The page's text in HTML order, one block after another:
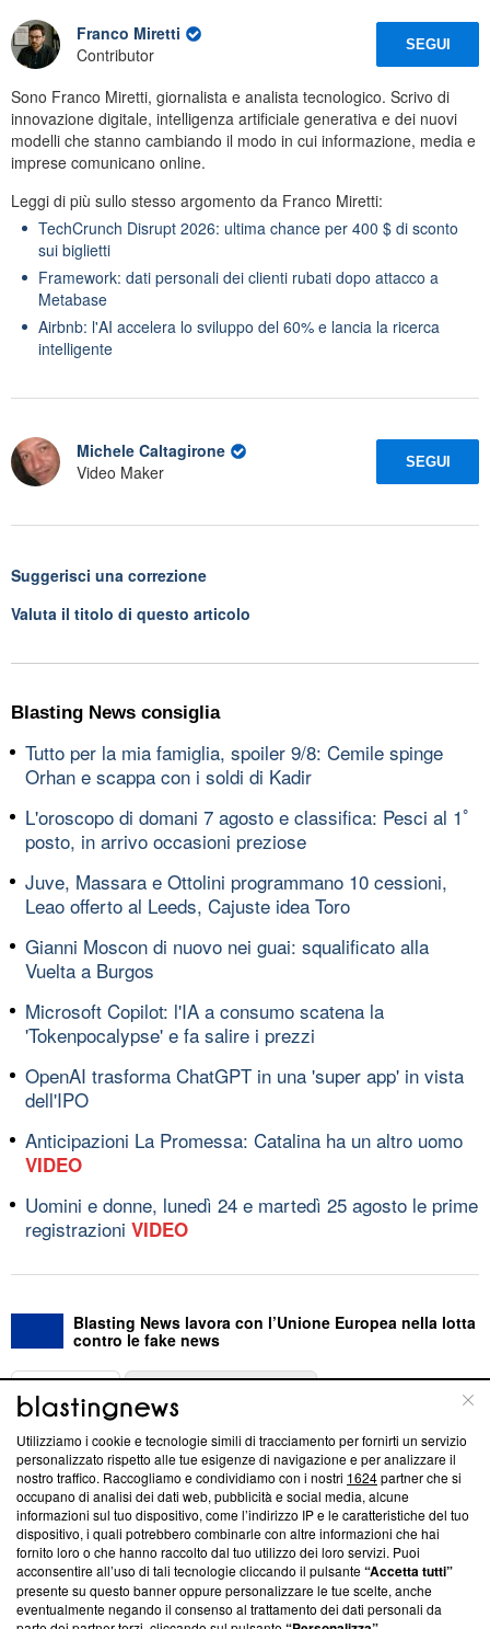
Franco Miretti
Contributor
SEGUI
Sono Franco Miretti, giornalista e analista tecnologico. Scrivo di
innovazione digitale, intelligenza artificiale generativa e dei nuovi
modelli che stanno cambiando il modo in cui informazione, media e
imprese comunicano online.
Leggi di più sullo stesso argomento da Franco Miretti:
TechCrunch Disrupt 2026: ultima chance per 400 $ di sconto
sui biglietti
Framework: dati personali dei clienti rubati dopo attacco a
Metabase
Airbnb: l'AI accelera lo sviluppo del 60% e lancia la ricerca
intelligente
Michele Caltagirone
Video Maker
SEGUI
Suggerisci una correzione
Valuta il titolo di questo articolo
Blasting News consiglia
Tutto per la mia famiglia, spoiler 9/8: Cemile spinge
Orhan e scappa con i soldi di Kadir
L'oroscopo di domani 7 agosto e classifica: Pesci al 1ﾟ
posto, in arrivo occasioni preziose
Juve, Massara e Ottolini programmano 10 cessioni,
Leao offerto al Leeds, Cajuste idea Toro
Gianni Moscon di nuovo nei guai: squalificato alla
Vuelta a Burgos
Microsoft Copilot: l'IA a consumo scatena la
'Tokenpocalypse' e fa salire i prezzi
OpenAI trasforma ChatGPT in una 'super app' in vista
dell'IPO
Anticipazioni La Promessa: Catalina ha un altro uomo
VIDEO
Uomini e donne, lunedì 24 e martedì 25 agosto le prime
registrazioni VIDEO
Blasting News lavora con l’Unione Europea nella lotta
contro le fake news
ABOUT
Questa sezione offre informazioni trasparenti su Blasting
News, sui nostri processi editoriali e su come ci impegniamo a
creare news di qualità. Inoltre, afferma la nostra aderenza a
‘Trust Project - News with Integrity’Blasting News non è
ancora membro del programma, ma ha richiesto di farne
parte; Trust Project non ha ancora effettuato una verifica di
conformità agli standard.
Utilizziamo i cookie e tecnologie simili di tracciamento per fornirti un servizio
personalizzato rispetto alle tue esigenze di navigazione e per analizzare il
nostro traffico. Raccogliamo e condividiamo con i nostri 1624partner che si
occupano di analisi dei dati web, pubblicità e social media, alcune
informazioni sul tuo dispositivo, come l’indirizzo IP e le caratteristiche del tuo
dispositivo, i quali potrebbero combinarle con altre informazioni che hai
fornito loro o che hanno raccolto dal tuo utilizzo dei loro servizi. Puoi
acconsentire all’uso di tali tecnologie cliccando il pulsante“Accetta tutti”
presente su questo banner oppure personalizzare le tue scelte, anche
eventualmente negando il consenso al trattamento dei dati personali da